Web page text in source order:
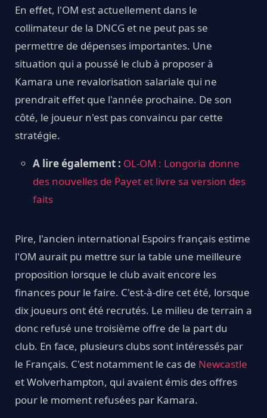
En effet, l'OM est actuellement dans le
collimateur de la DNCG et ne peut pas se
permettre de dépenses importantes. Une
situation qui a poussé le club à proposer à
Kamara une revalorisation salariale qui ne
prendrait effet que l'année prochaine. De son
côté, le joueur n'est pas convaincu par cette
stratégie.
A lire également : OL-OM : Longoria donne
des nouvelles de Payet et livre sa version des
faits
Pire, l'ancien international Espoirs français estime
l'OM aurait pu mettre sur la table une meilleure
proposition lorsque le club avait encore les
finances pour le faire. C'est-à-dire cet été, lorsque
dix joueurs ont été recrutés. Le milieu de terrain a
donc refusé une troisième offre de la part du
club. En face, plusieurs clubs sont intéressés par
le Français. C'est notamment le cas de Newcastle
et Wolverhampton, qui avaient émis des offres
pour le moment refusées par Kamara.